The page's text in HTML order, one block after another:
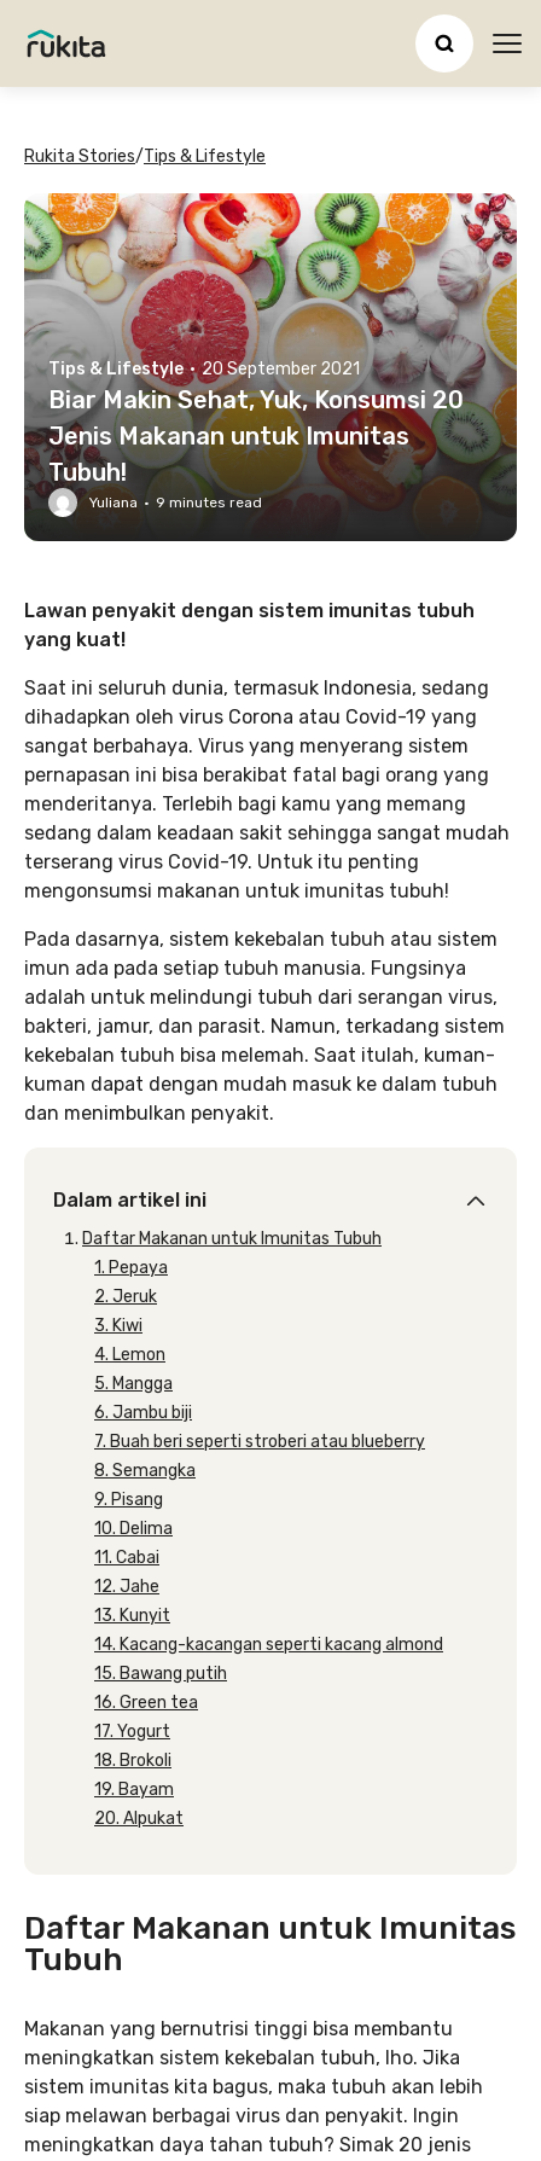
Rukita Stories/Tips & Lifestyle
Tips & Lifestyle · 20 September 2021
Biar Makin Sehat, Yuk, Konsumsi 20
Jenis Makanan untuk Imunitas
Tubuh!
Yuliana · 9 minutes read
Lawan penyakit dengan sistem imunitas tubuh
yang kuat!
Saat ini seluruh dunia, termasuk Indonesia, sedang
dihadapkan oleh virus Corona atau Covid-19 yang
sangat berbahaya. Virus yang menyerang sistem
pernapasan ini bisa berakibat fatal bagi orang yang
menderitanya. Terlebih bagi kamu yang memang
sedang dalam keadaan sakit sehingga sangat mudah
terserang virus Covid-19. Untuk itu penting
mengonsumsi makanan untuk imunitas tubuh!
Pada dasarnya, sistem kekebalan tubuh atau sistem
imun ada pada setiap tubuh manusia. Fungsinya
adalah untuk melindungi tubuh dari serangan virus,
bakteri, jamur, dan parasit. Namun, terkadang sistem
kekebalan tubuh bisa melemah. Saat itulah, kuman-
kuman dapat dengan mudah masuk ke dalam tubuh
dan menimbulkan penyakit.
Dalam artikel ini
Daftar Makanan untuk Imunitas Tubuh
1. Pepaya
2. Jeruk
3. Kiwi
4. Lemon
5. Mangga
6. Jambu biji
7. Buah beri seperti stroberi atau blueberry
8. Semangka
9. Pisang
10. Delima
11. Cabai
12. Jahe
13. Kunyit
14. Kacang-kacangan seperti kacang almond
15. Bawang putih
16. Green tea
17. Yogurt
18. Brokoli
19. Bayam
20. Alpukat
Daftar Makanan untuk Imunitas
Tubuh
Makanan yang bernutrisi tinggi bisa membantu
meningkatkan sistem kekebalan tubuh, lho. Jika
sistem imunitas kita bagus, maka tubuh akan lebih
siap melawan berbagai virus dan penyakit. Ingin
meningkatkan daya tahan tubuh? Simak 20 jenis